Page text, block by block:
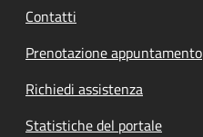
Contatti
Prenotazione appuntamento
Richiedi assistenza
Statistiche del portale